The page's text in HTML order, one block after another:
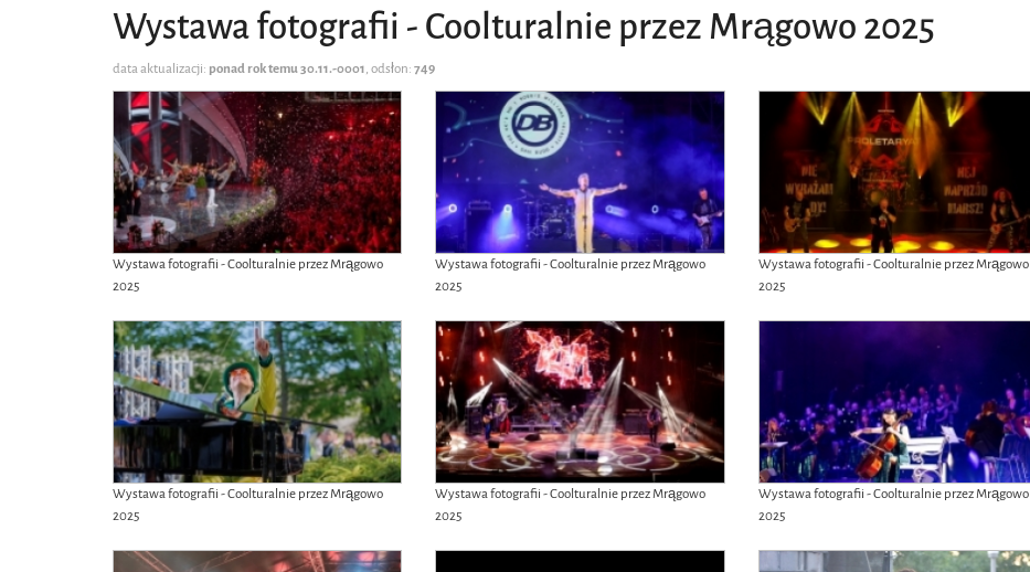
Wystawa fotografii - Coolturalnie przez Mrągowo 2025
data aktualizacji: ponad rok temu 30.11.-0001, odsłon: 749
Wystawa fotografii - Coolturalnie przez Mrągowo
2025
Wystawa fotografii - Coolturalnie przez Mrągowo
2025
Wystawa fotografii - Coolturalnie przez Mrągowo
2025
Wystawa fotografii - Coolturalnie przez Mrągowo
2025
Wystawa fotografii - Coolturalnie przez Mrągowo
2025
Wystawa fotografii - Coolturalnie przez Mrągowo
2025